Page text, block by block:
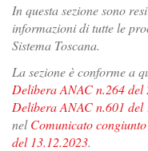
In questa sezione sono
informazioni di tutte le
Sistema Toscana.
La sezione è conforme a
Delibera ANAC n.264 del
Delibera ANAC n.601 del
nelComunicato
del 13.12.2023.